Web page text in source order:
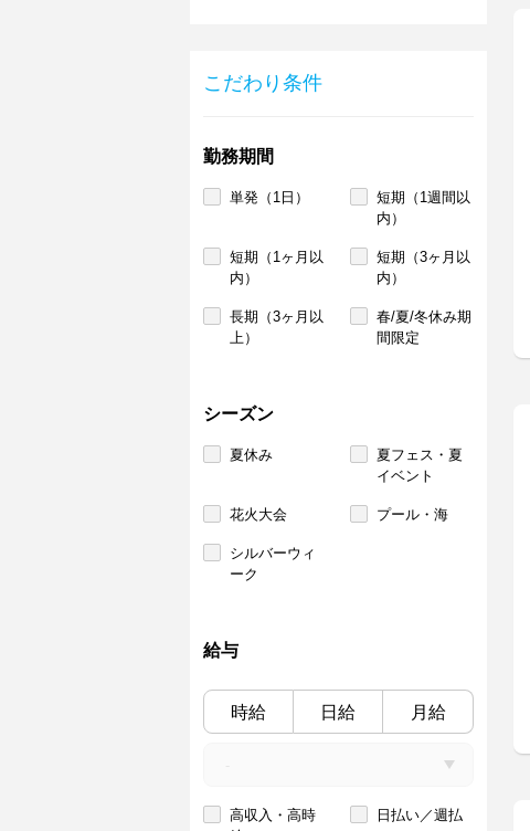
こだわり条件
勤務期間
単発（1日）
短期（1週間以
内）
短期（1ヶ月以
内）
短期（3ヶ月以
内）
長期（3ヶ月以
上）
春/夏/冬休み期
間限定
シーズン
夏休み
夏フェス・夏
イベント
花火大会 プール・海
シルバーウィ
ーク
給与
時給 日給 月給
高収入・高時
日払い／週払